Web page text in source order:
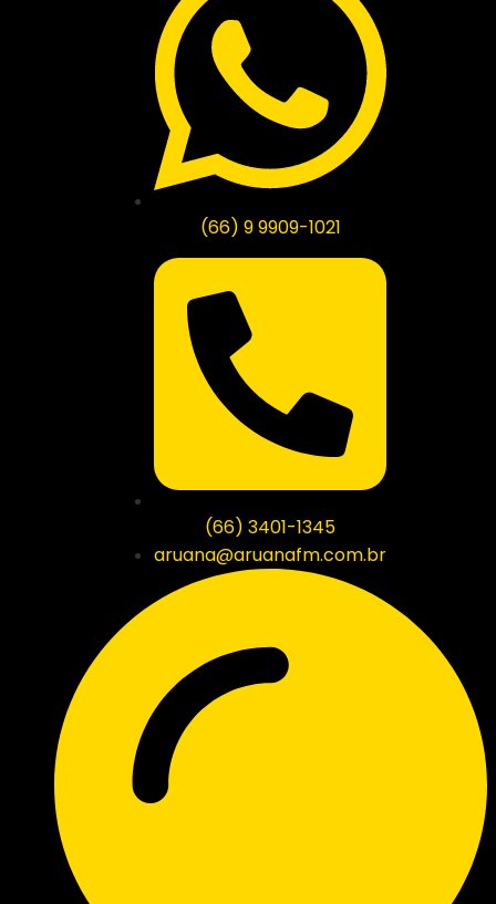
(66) 9 9909-1021
(66) 3401-1345
aruana@aruanafm.com.br